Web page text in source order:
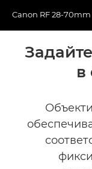
Canon RF 28-70mm
Общая информация
Технические
в